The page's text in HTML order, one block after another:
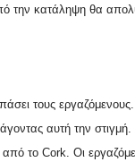
την κατάληψη θα
τους
αυτή την στιγμή.
από το Cork . Οι